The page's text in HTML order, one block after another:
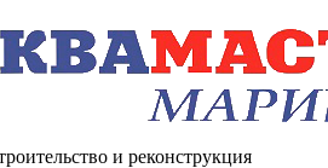
и реконструкция